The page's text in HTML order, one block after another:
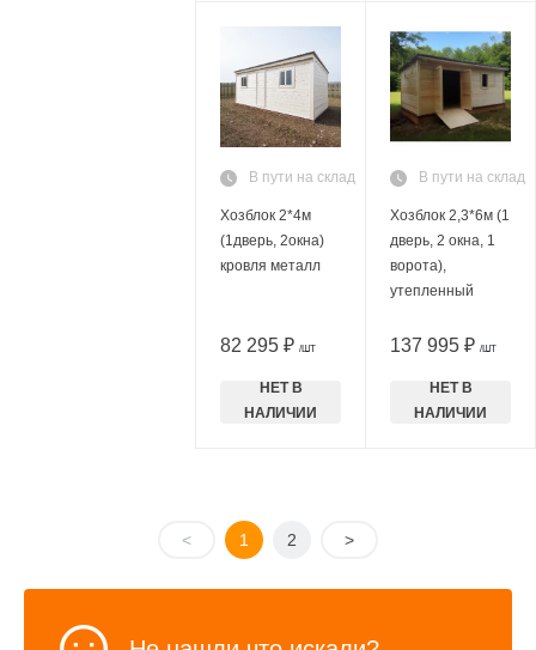
В пути на склад
Хозблок 2*4м
(1дверь, 2окна)
кровля металл
82 295 ₽ /ШТ
НЕТ В
НАЛИЧИИ
В пути на склад
Хозблок 2,3*6м (1
дверь, 2 окна, 1
ворота),
утепленный
137 995 ₽ /ШТ
НЕТ В
НАЛИЧИИ
< 1 2 >